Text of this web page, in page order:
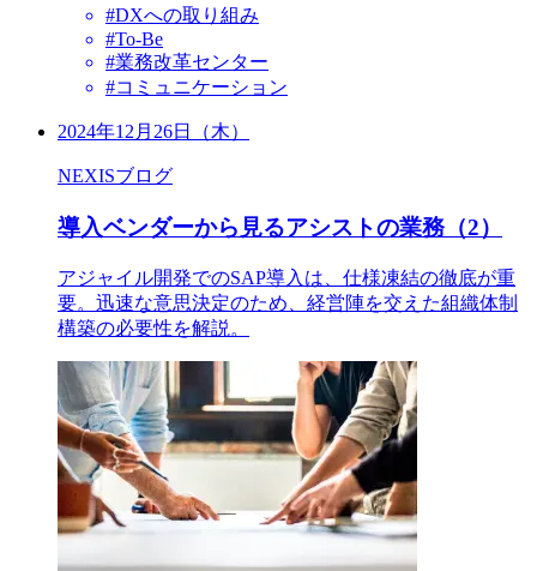
#DXへの取り組み
#To-Be
#業務改革センター
#コミュニケーション
2024年12月26日（木）
NEXISブログ
導入ベンダーから見るアシストの業務（2）
アジャイル開発でのSAP導入は、仕様凍結の徹底が重
要。迅速な意思決定のため、経営陣を交えた組織体制
構築の必要性を解説。